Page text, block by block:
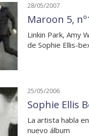
28/05/2007
Maroon 5,
Linkin Park, Amy
de Sophie Ellis-
25/05/2006
Sophie Ellis
La artista habla
nuevo álbum